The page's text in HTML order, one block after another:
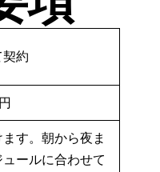
約
す。朝から夜ま
ールに合わせて